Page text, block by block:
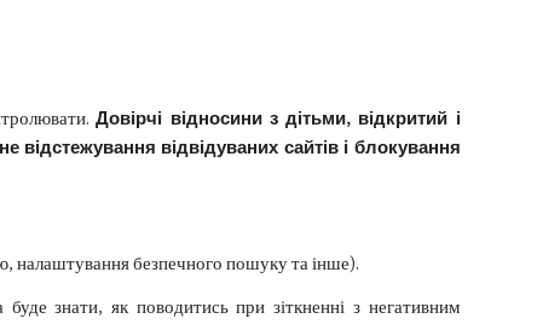
Довірчі відносини з дітьми, відкритий і
відстежування відвідуваних сайтів і блокування
налаштування безпечного пошуку та інше).
знати, як поводитись при зіткненні з негативним